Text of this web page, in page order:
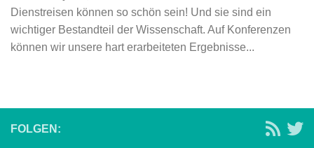
Dienstreisen können so schön sein! Und sie sind ein
wichtiger Bestandteil der Wissenschaft. Auf Konferenzen
können wir unsere hart erarbeiteten Ergebnisse...
FOLGEN: